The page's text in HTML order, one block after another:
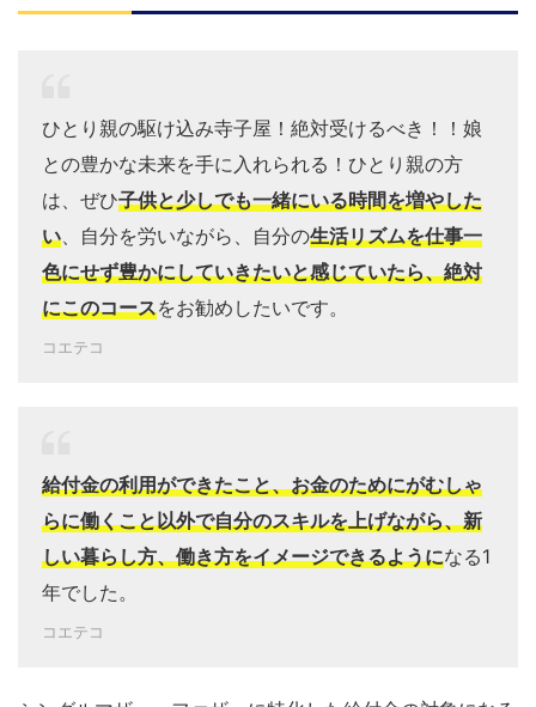
ひとり親の駆け込み寺子屋！絶対受けるべき！！娘
との豊かな未来を手に入れられる！ひとり親の方
は、ぜひ子供と少しでも一緒にいる時間を増やした
い 、自分を労いながら、自分の生活リズムを仕事一
色にせず豊かにしていきたいと感じていたら、絶対
にこのコースをお勧めしたいです。
コエテコ
給付金の利用ができたこと、お金のためにがむしゃ
らに働くこと以外で自分のスキルを上げながら、新
しい暮らし方、働き方をイメージできるようになる1
年でした。
コエテコ